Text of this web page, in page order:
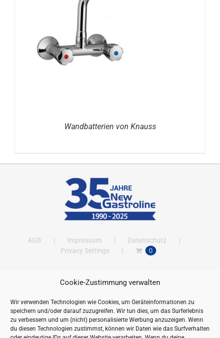
Cookie-Zustimmung verwalten
Wir verwenden Technologien wie Cookies, um Geräteinformationen zu
speichern und/oder darauf zuzugreifen. Wir tun dies, um das Surferlebnis
zu verbessern und um (nicht) personalisierte Werbung anzuzeigen. Wenn
du diesen Technologien zustimmst, können wir Daten wie das Surfverhalten
Wandbatterien von Knauss
AGB Impressum
Datenschutz
Privacy Settings
0
ANSCHRIFT
New Gastroline GmbH
Barthestraße 115
18356 Barth